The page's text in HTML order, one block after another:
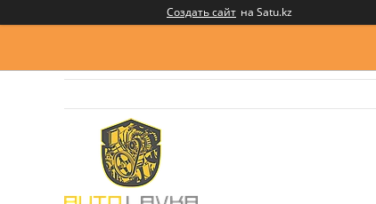
Создать сайт на Satu.kz